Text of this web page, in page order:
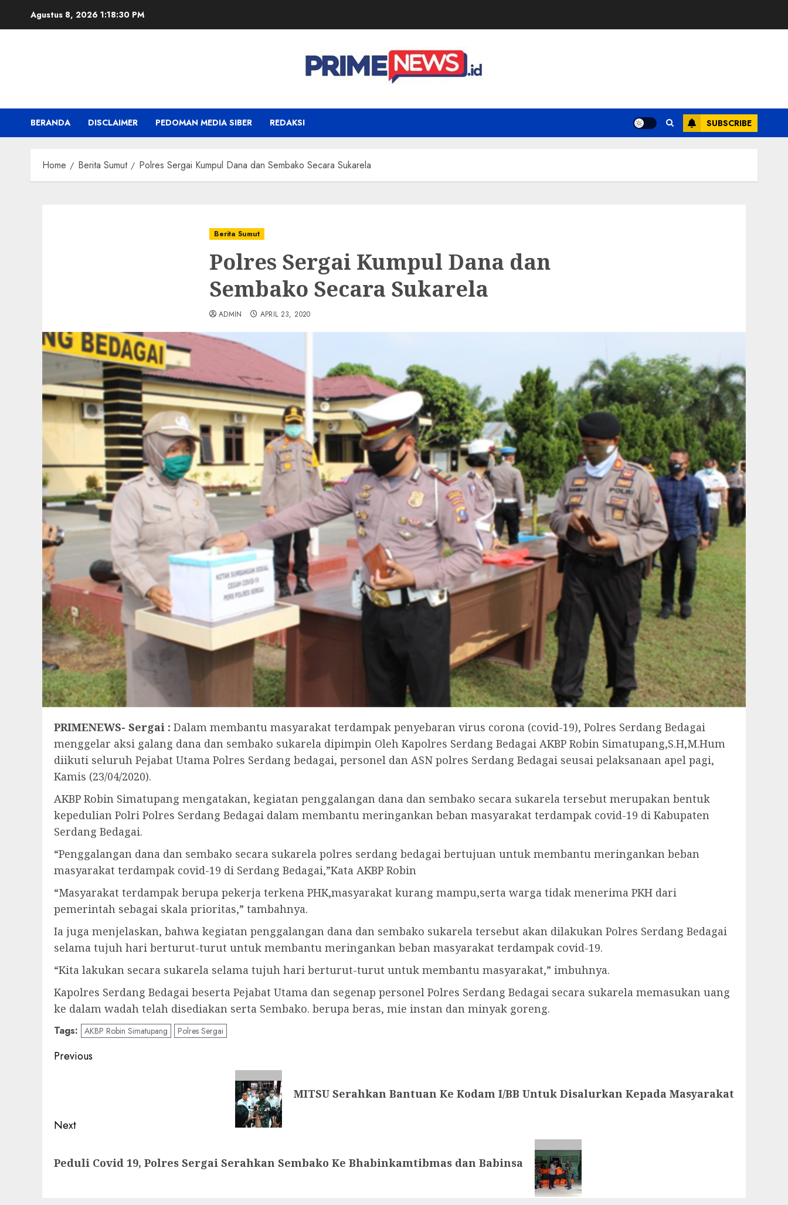
Agustus 8, 2026 1:18:32 PM
BERANDA DISCLAIMER PEDOMAN MEDIA SIBER REDAKSI SUBSCRIBE
Home Berita Sumut Polres Sergai Kumpul Dana dan Sembako Secara Sukarela
Berita Sumut
Polres Sergai Kumpul Dana dan
Sembako Secara Sukarela
ADMIN APRIL 23, 2020
PRIMENEWS- Sergai : Dalam membantu masyarakat terdampak penyebaran virus corona (covid-19), Polres Serdang Bedagai
menggelar aksi galang dana dan sembako sukarela dipimpin Oleh Kapolres Serdang Bedagai AKBP Robin Simatupang,S.H,M.Hum
diikuti seluruh Pejabat Utama Polres Serdang bedagai, personel dan ASN polres Serdang Bedagai seusai pelaksanaan apel pagi,
Kamis (23/04/2020).
AKBP Robin Simatupang mengatakan, kegiatan penggalangan dana dan sembako secara sukarela tersebut merupakan bentuk
kepedulian Polri Polres Serdang Bedagai dalam membantu meringankan beban masyarakat terdampak covid-19 di Kabupaten
Serdang Bedagai.
“Penggalangan dana dan sembako secara sukarela polres serdang bedagai bertujuan untuk membantu meringankan beban
masyarakat terdampak covid-19 di Serdang Bedagai,”Kata AKBP Robin
“Masyarakat terdampak berupa pekerja terkena PHK,masyarakat kurang mampu,serta warga tidak menerima PKH dari
pemerintah sebagai skala prioritas,” tambahnya.
Ia juga menjelaskan, bahwa kegiatan penggalangan dana dan sembako sukarela tersebut akan dilakukan Polres Serdang Bedagai
selama tujuh hari berturut-turut untuk membantu meringankan beban masyarakat terdampak covid-19.
“Kita lakukan secara sukarela selama tujuh hari berturut-turut untuk membantu masyarakat,” imbuhnya.
Kapolres Serdang Bedagai beserta Pejabat Utama dan segenap personel Polres Serdang Bedagai secara sukarela memasukan uang
ke dalam wadah telah disediakan serta Sembako. berupa beras, mie instan dan minyak goreng.
Tags: AKBP Robin Simatupang Polres Sergai
Post
Previous
MITSU Serahkan Bantuan Ke Kodam I/BB Untuk Disalurkan Kepada Masyarakat
Next
post:
Peduli Covid 19, Polres Sergai Serahkan Sembako Ke Bhabinkamtibmas dan Babinsa